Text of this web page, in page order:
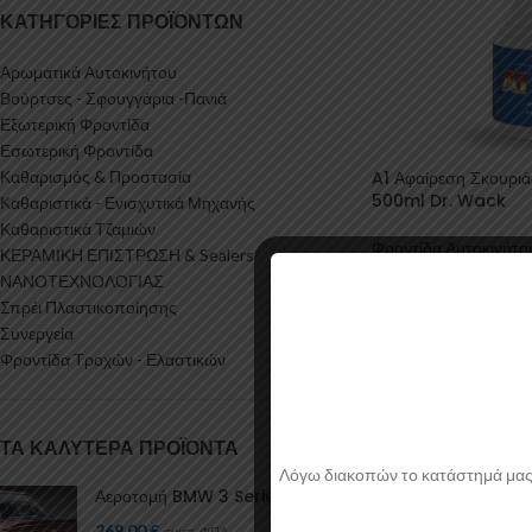
ΚΑΤΗΓΟΡΊΕΣ ΠΡΟΪΌΝΤΩΝ
Αρωματικά Αυτοκινήτου
Βούρτσες - Σφουγγάρια -Πανιά
Εξωτερική Φροντίδα
Εσωτερική Φροντίδα
Καθαρισμός & Προστασία
Καθαριστικά - Ενισχυτικά Μηχανής
Καθαριστικά Τζαμιών
ΚΕΡΑΜΙΚΗ ΕΠΙΣΤΡΩΣΗ & Sealers
ΝΑΝΟΤΕΧΝΟΛΟΓΙΑΣ
Σπρέι Πλαστικοποίησης
Συνεργεία
Φροντίδα Τροχών - Ελαστικών
ΤΑ ΚΑΛΎΤΕΡΑ ΠΡΟΪΌΝΤΑ
Αεροτομή BMW 3 Series E30
A1 Αφαίρεση
500ml Dr. Wack
Λόγω διακοπών το κατάστημά μας